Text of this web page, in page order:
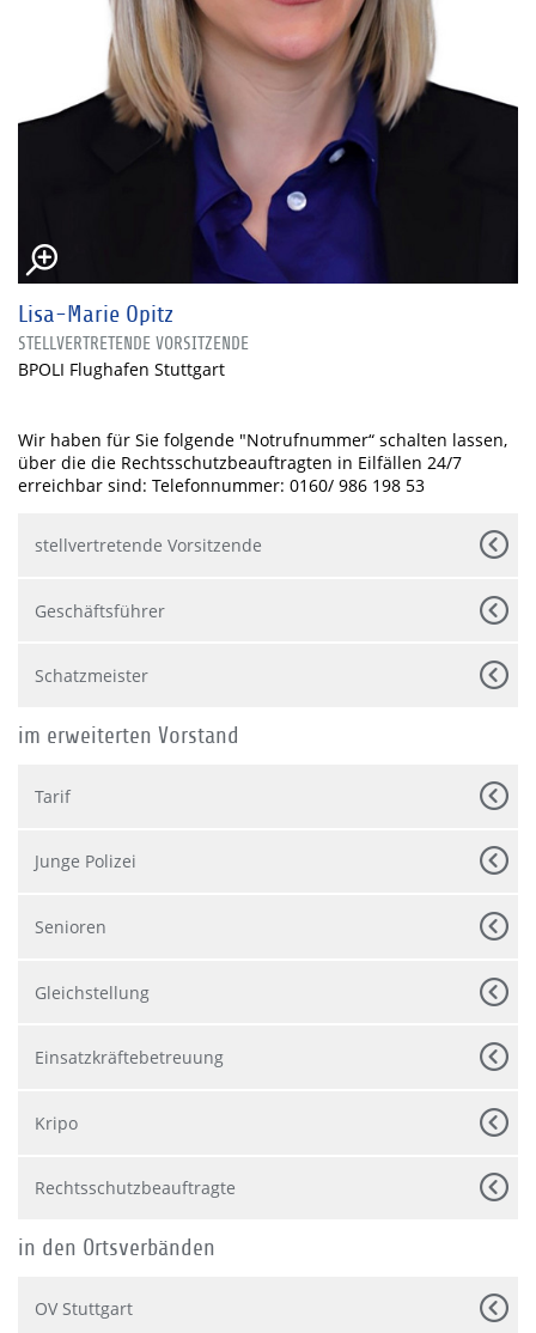
Lisa-Marie Opitz
STELLVERTRETENDE VORSITZENDE
BPOLI Flughafen Stuttgart
Wir haben für Sie folgende "Notrufnummer“ schalten lassen,
über die die Rechtsschutzbeauftragten in Eilfällen 24/7
erreichbar sind: Telefonnummer: 0160/ 986 198 53
stellvertretende Vorsitzende
Geschäftsführer
Schatzmeister
im erweiterten Vorstand
Tarif
Junge Polizei
Senioren
Gleichstellung
Einsatzkräftebetreuung
Kripo
Rechtsschutzbeauftragte
in den Ortsverbänden
OV Stuttgart